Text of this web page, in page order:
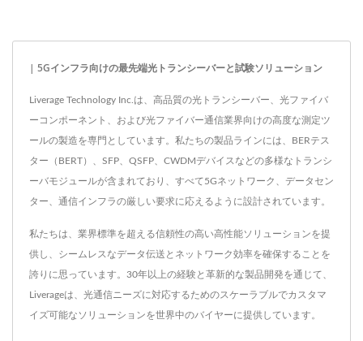
| 5Gインフラ向けの最先端光トランシーバーと試験ソリューション
Liverage Technology Inc.は、高品質の光トランシーバー、光ファイバ
ーコンポーネント、および光ファイバー通信業界向けの高度な測定ツ
ールの製造を専門としています。私たちの製品ラインには、BERテス
ター（BERT）、SFP、QSFP、CWDMデバイスなどの多様なトランシ
ーバモジュールが含まれており、すべて5Gネットワーク、データセン
ター、通信インフラの厳しい要求に応えるように設計されています。
私たちは、業界標準を超える信頼性の高い高性能ソリューションを提
供し、シームレスなデータ伝送とネットワーク効率を確保することを
誇りに思っています。30年以上の経験と革新的な製品開発を通じて、
Liverageは、光通信ニーズに対応するためのスケーラブルでカスタマ
イズ可能なソリューションを世界中のバイヤーに提供しています。